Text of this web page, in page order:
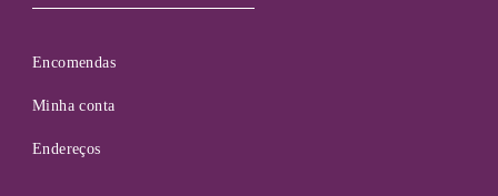
Encomendas
Minha conta
Endereços